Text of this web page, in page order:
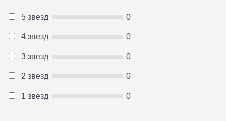
5 звезд 0
4 звезд 0
3 звезд 0
2 звезд 0
1 звезд 0